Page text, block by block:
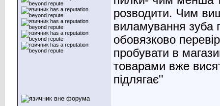
розводити. Чим
виламування зуба
обовязково
пробувати в
товарами вже
підлягає''